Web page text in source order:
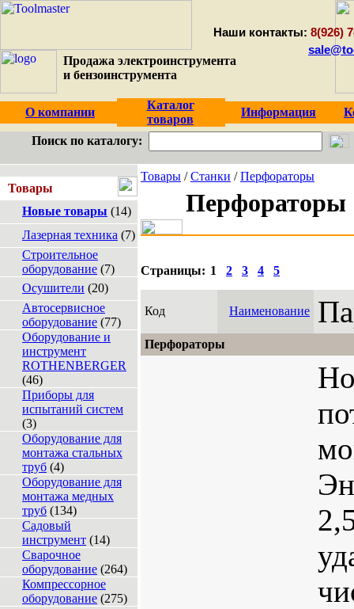
Продажа электроинструмента
и бензоинструмента
Наши контакты: 8(926)
О компании
Каталог
товаров
Информация
Поиск по каталогу:
Товары
Новые товары (14)
Лазерная техника (7)
Строительное
оборудование (7)
Осушители (20)
Автосервисное
оборудование (77)
Оборудование и
инструмент
ROTHENBERGER
(46)
Приборы для
испытаний систем
(3)
Оборудование для
монтажа стальных
труб (4)
Оборудование для
монтажа медных
труб (134)
Садовый
инструмент (14)
Сварочное
оборудование (264)
Компрессорное
оборудование (275)
Товары /Станки /Перфораторы
Перфораторы
Страницы: 1 2 3 4 5
Код Наименование
Перфораторы